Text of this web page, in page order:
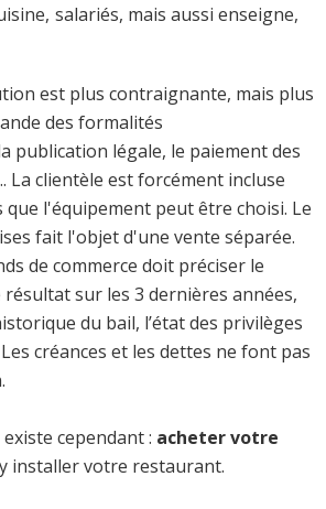
salariés, mais aussi enseigne,
est plus contraignante, mais plus
des formalités
publication légale, le paiement des
La clientèle est forcément incluse
que l'équipement peut être choisi. Le
fait l'objet d'une vente séparée.
de commerce doit préciser le
sur les 3 dernières années,
du bail, l’état des privilèges
créances et les dettes ne font pas
cependant : acheter votre
installer votre restaurant.